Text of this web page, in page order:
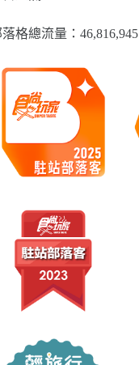
格總流量：​46,816,945